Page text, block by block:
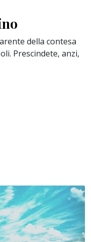
della contesa
Prescindete, anzi,